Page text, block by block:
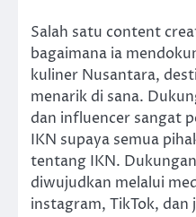
Salah satu content
bagaimana ia
kuliner Nusantara,
menarik di sana.
dan influencer sangat
IKN supaya semua
tentang IKN.
diwujudkan melalui
instagram, TikTok, dan